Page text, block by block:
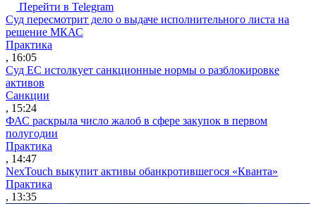
Перейти в Telegram
Суд пересмотрит дело о выдаче исполнительного листа на
решение МКАС
Практика
, 16:05
Суд ЕС истолкует санкционные нормы о разблокировке
активов
Санкции
, 15:24
ФАС раскрыла число жалоб в сфере закупок в первом
полугодии
Практика
, 14:47
NexTouch выкупит активы обанкротившегося «Кванта»
Практика
, 13:35